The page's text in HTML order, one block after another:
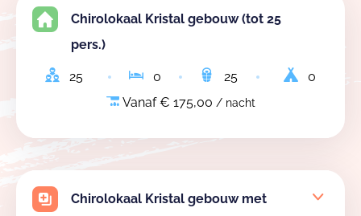
Chirolokaal Kristal gebouw (tot 25
pers.)
25 0 25
0
Vanaf € 175,00 / nacht
Chirolokaal Kristal gebouw met